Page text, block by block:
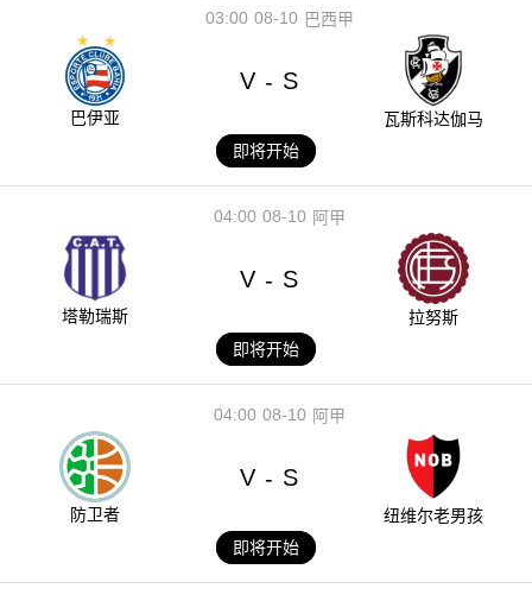
08-10
03:00 巴西甲
巴伊亚
V - S
瓦斯科达伽马
即将开始
08-10
04:00 阿甲
塔勒瑞斯
V - S
拉努斯
即将开始
08-10
04:00 阿甲
防卫者
V - S
纽维尔老男孩
即将开始